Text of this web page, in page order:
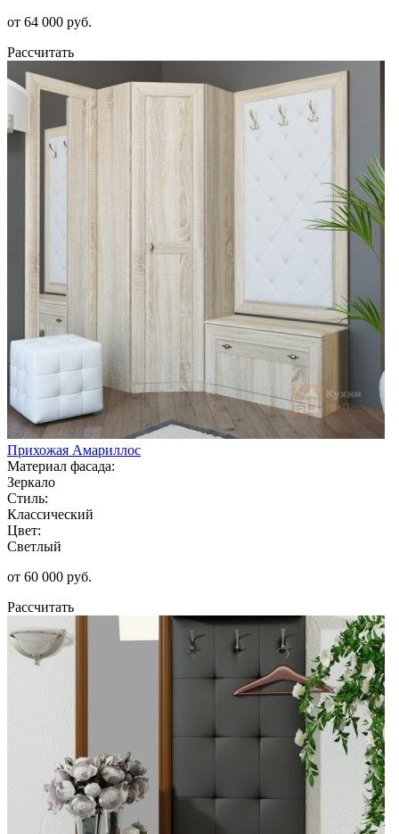
от 64 000 руб.
Рассчитать
Прихожая Амариллос
Материал фасада:
Зеркало
Стиль:
Классический
Цвет:
Светлый
от 60 000 руб.
Рассчитать